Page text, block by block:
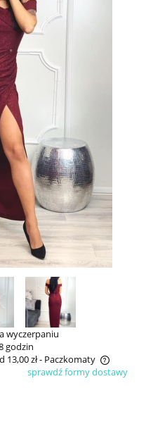
wyczerpaniu
godzin
13,00 zł- Paczkomaty
płatności
sprawdź formy dostawy